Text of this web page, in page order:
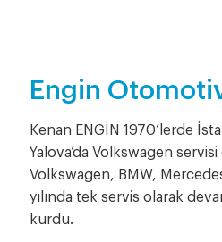
Engin
Kenan ENGİN 1970’lerde
Yalova’da Volkswagen
Volkswagen, BMW,
yılında tek servis olarak
kurdu.